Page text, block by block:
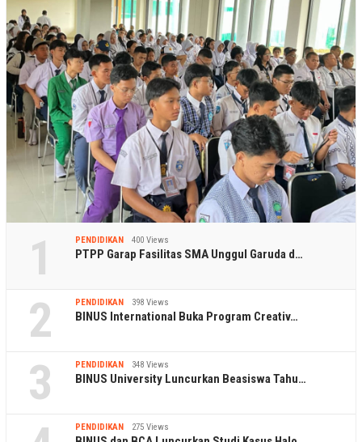
1 PENDIDIKAN 400 Views
PTPP Garap Fasilitas SMA Unggul Garuda d…
2 PENDIDIKAN 398 Views
BINUS International Buka Program Creativ…
3 PENDIDIKAN 348 Views
BINUS University Luncurkan Beasiswa Tahu…
PENDIDIKAN 275 Views